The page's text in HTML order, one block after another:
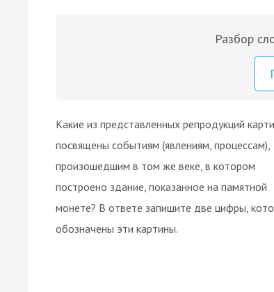
Разбор
Какие из представленных репродукций
посвящены событиям (явлениям, процессам),
произошедшим в том же веке, в котором
построено здание, показанное на памятной
монете? В ответе запишите две цифры,
обозначены эти картины.